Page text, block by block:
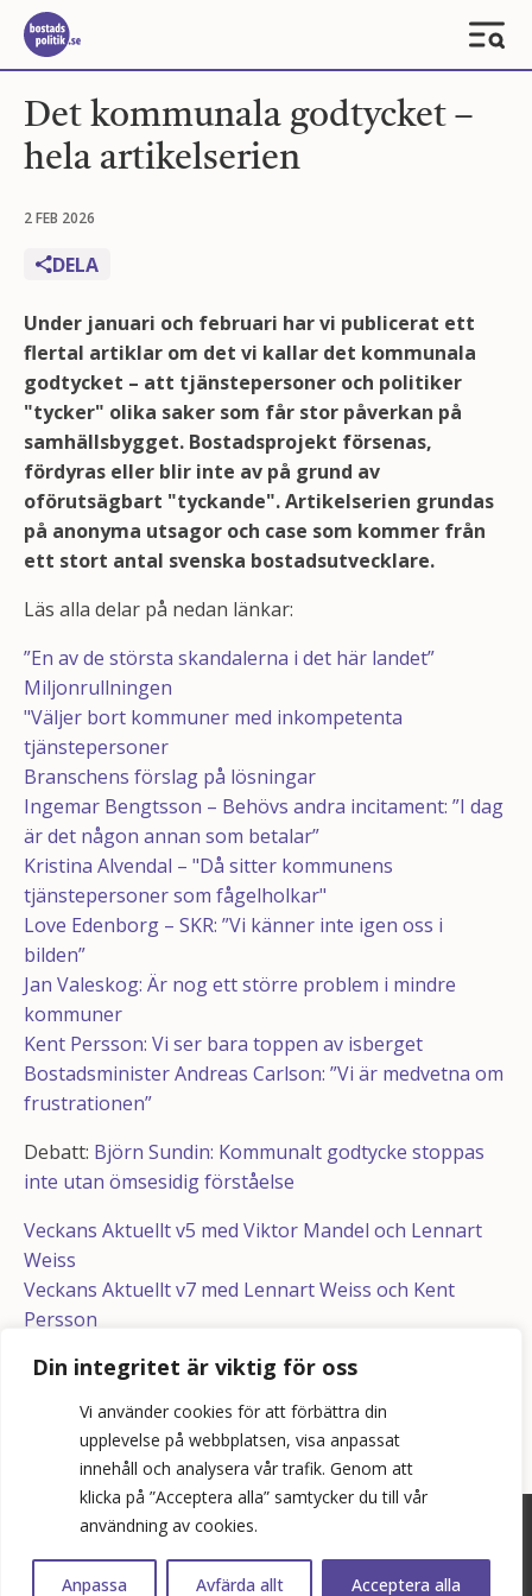
Din integritet är viktig för oss
Vi använder cookies för att förbättra din
upplevelse på webbplatsen, visa anpassat
innehåll och analysera vår trafik. Genom att
klicka på ”Acceptera alla” samtycker du till vår
användning av cookies.
Anpassa Avfärda allt Acceptera alla
Det kommunala godtycket –
hela artikelserien
2 FEB 2026
DELA
Under januari och februari har vi publicerat ett
flertal artiklar om det vi kallar det kommunala
godtycket – att tjänstepersoner och politiker
"tycker" olika saker som får stor påverkan på
samhällsbygget. Bostadsprojekt försenas,
fördyras eller blir inte av på grund av
oförutsägbart "tyckande". Artikelserien grundas
på anonyma utsagor och case som kommer från
ett stort antal svenska bostadsutvecklare.
Läs alla delar på nedan länkar:
”En av de största skandalerna i det här landet”
Miljonrullningen
"Väljer bort kommuner med inkompetenta
tjänstepersoner
Branschens förslag på lösningar
Ingemar Bengtsson – Behövs andra incitament: ”I dag
är det någon annan som betalar”
Kristina Alvendal – "Då sitter kommunens
tjänstepersoner som fågelholkar"
Love Edenborg – SKR: ”Vi känner inte igen oss i
bilden”
Jan Valeskog: Är nog ett större problem i mindre
kommuner
Kent Persson: Vi ser bara toppen av isberget
Bostadsminister Andreas Carlson: ”Vi är medvetna om
frustrationen”
Debatt: Björn Sundin: Kommunalt godtycke stoppas
inte utan ömsesidig förståelse
Veckans Aktuellt v5 med Viktor Mandel och Lennart
Weiss
Veckans Aktuellt v7 med Lennart Weiss och Kent
Persson
©2026
info@bostadspolitik.se